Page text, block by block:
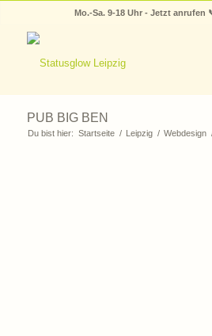
Mo.-Sa. 9-18 Uhr - Jetzt anrufen
PUB BIG BEN
Du bist hier: Startseite / Leipzig / Webdesign